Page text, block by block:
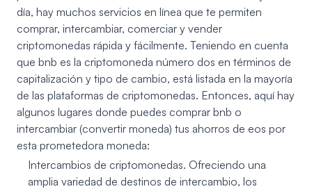
día, hay muchos servicios en línea que te permiten
comprar, intercambiar, comerciar y vender
criptomonedas rápida y fácilmente. Teniendo en cuenta
que bnb es la criptomoneda número dos en términos de
capitalización y tipo de cambio, está listada en la mayoría
de las plataformas de criptomonedas. Entonces, aquí hay
algunos lugares donde puedes comprar bnb o
intercambiar (convertir moneda) tus ahorros de eos por
esta prometedora moneda:
Intercambios de criptomonedas. Ofreciendo una
amplia variedad de destinos de intercambio, los